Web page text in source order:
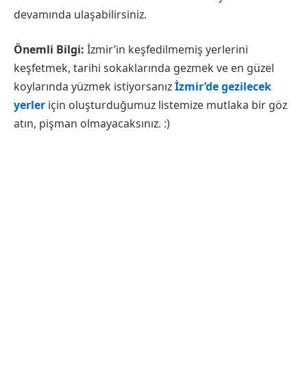
devamında ulaşabilirsiniz.
Önemli Bilgi: İzmir’in keşfedilmemiş yerlerini
keşfetmek, tarihi sokaklarında gezmek ve en güzel
koylarında yüzmek istiyorsanızİzmir’de gezilecek
yerler için oluşturduğumuz listemize mutlaka bir göz
atın, pişman olmayacaksınız. :)